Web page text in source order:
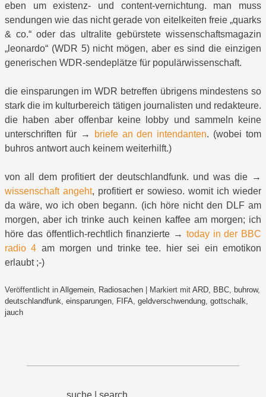
eben um existenz- und content-vernichtung. man muss
sendungen wie das nicht gerade von eitelkeiten freie „quarks
& co.“ oder das ultralite gebürstete wissenschaftsmagazin
„leonardo“ (WDR 5) nicht mögen, aber es sind die einzigen
generischen WDR-sendeplätze für populärwissenschaft.
die einsparungen im WDR betreffen übrigens mindestens so
stark die im kulturbereich tätigen journalisten und redakteure.
die haben aber offenbar keine lobby und sammeln keine
unterschriften für →
briefe an den intendanten. (wobei tom
buhros antwort auch keinem weiterhilft.)
von all dem profitiert der deutschlandfunk. und was die →
wissenschaft angeht, profitiert er sowieso. womit ich wieder
da wäre, wo ich oben begann. (ich höre nicht den DLF am
morgen, aber ich trinke auch keinen kaffee am morgen; ich
höre das öffentlich-rechtlich finanzierte → today in der BBC
radio 4 am morgen und trinke tee. hier sei ein emotikon
erlaubt ;-)
Veröffentlicht in Allgemein, Radiosachen Markiert mit ARD, BBC, buhrow,
deutschlandfunk, einsparungen, FIFA, geldverschwendung, gottschalk,
jauch
suche | search